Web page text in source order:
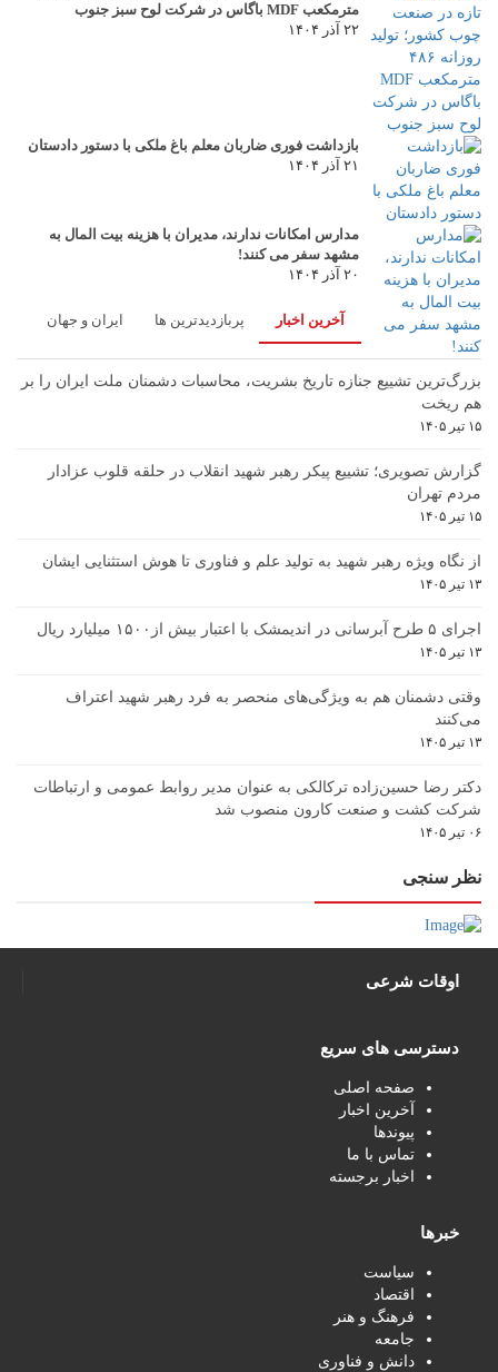
مترمکعب MDF باگاس در شرکت لوح سبز جنوب
۲۲ آذر ۱۴۰۴
بازداشت فوری ضاربان معلم باغ ملکی با دستور دادستان
۲۱ آذر ۱۴۰۴
مدارس امکانات ندارند، مدیران با هزینه بیت المال به
مشهد سفر می کنند!
۲۰ آذر ۱۴۰۴
آخرین اخبار پربازدیدترین ها ایران و جهان
بزرگ‌ترین تشییع جنازه تاریخ بشریت، محاسبات دشمنان ملت ایران را بر
هم ریخت
۱۵ تیر ۱۴۰۵
گزارش تصویری؛ تشییع پیکر رهبر شهید انقلاب در حلقه قلوب عزادار
مردم تهران
۱۵ تیر ۱۴۰۵
از نگاه ویژه رهبر شهید به تولید علم و فناوری تا هوش استثنایی ایشان
۱۳ تیر ۱۴۰۵
اجرای ۵ طرح آبرسانی در اندیمشک با اعتبار بیش از۱۵۰۰ میلیارد ریال
۱۳ تیر ۱۴۰۵
وقتی دشمنان هم به ویژگی‌های منحصر به فرد رهبر شهید اعتراف
می‌کنند
۱۳ تیر ۱۴۰۵
دکتر رضا حسین‌زاده ترکالکی به عنوان مدیر روابط عمومی و ارتباطات
شرکت کشت و صنعت کارون منصوب شد
۰۶ تیر ۱۴۰۵
نظر سنجی
اوقات شرعی
دسترسی های سریع
صفحه اصلی
آخرین اخبار
پیوندها
تماس با ما
اخبار برجسته
خبرها
سیاست
اقتصاد
فرهنگ و هنر
جامعه
دانش و فناوری